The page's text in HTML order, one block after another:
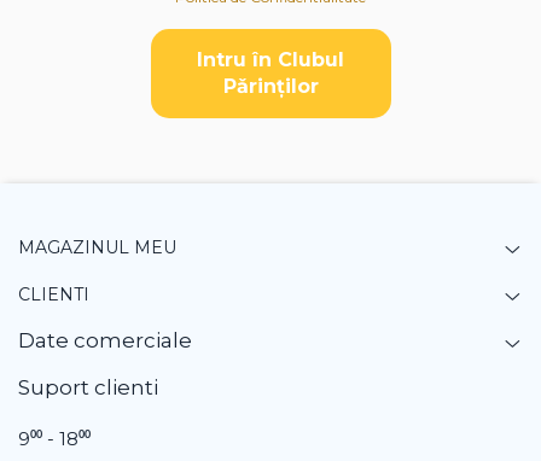
Intru în Clubul
Pǎrinților
MAGAZINUL MEU
CLIENTI
Date comerciale
Suport clienti
9⁰⁰ - 18⁰⁰